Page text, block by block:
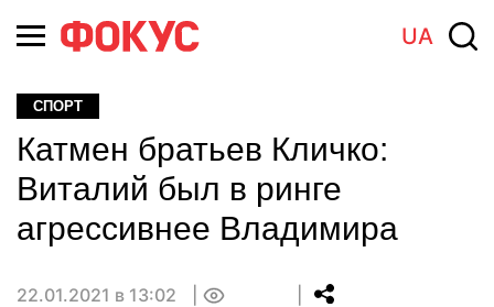
UA
СПОРТ
Катмен братьев Кличко:
Виталий был в ринге
агрессивнее Владимира
22.01.2021 в 13:02